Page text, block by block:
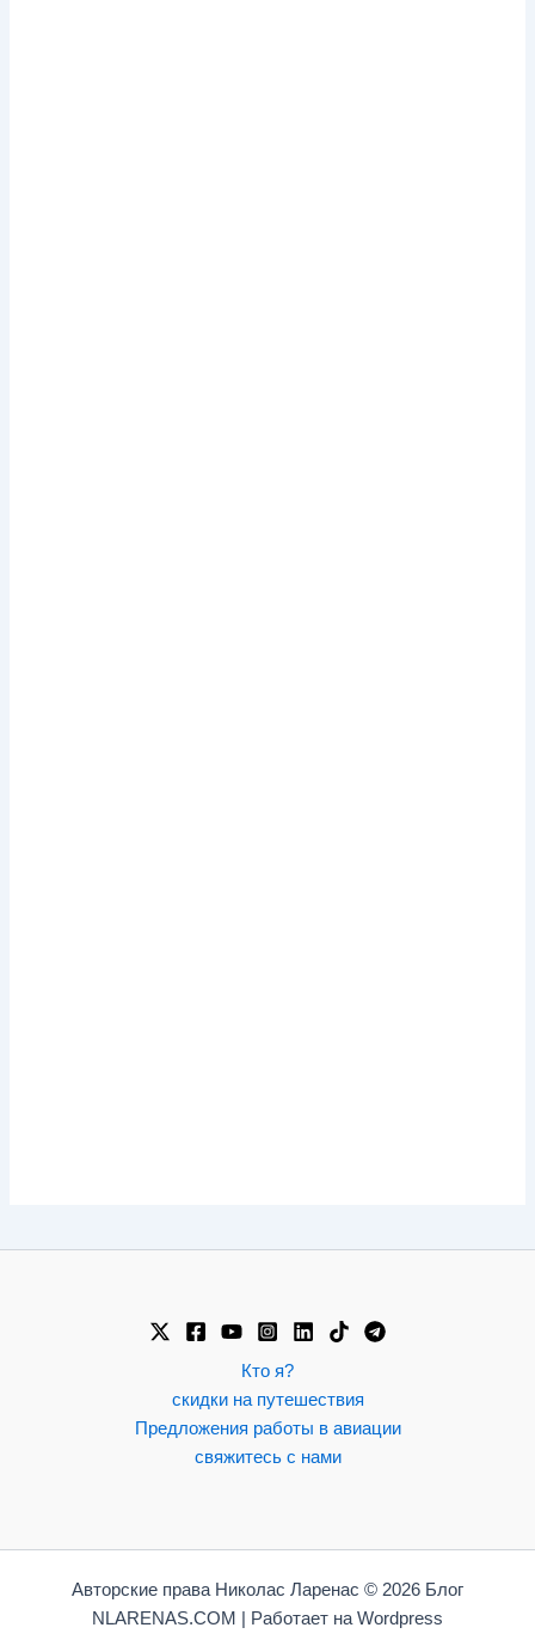
Кто я?
скидки на путешествия
Предложения работы в авиации
свяжитесь с нами
Авторские права Николас Ларенас © 2026 Блог
NLARENAS.COM | Работает на Wordpress